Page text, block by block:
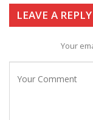
LEAVE A REPLY
Your